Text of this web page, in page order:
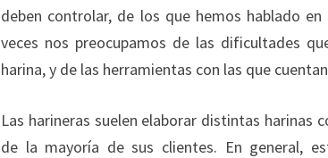
deben controlar, de los que hemos hablado
veces nos preocupamos de las dificultades
harina, y de las herramientas con las que
Las harineras suelen elaborar distintas harinas
de la mayoría de sus clientes. En general,